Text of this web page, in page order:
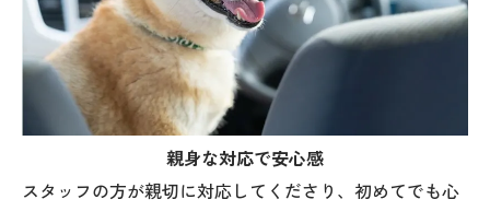
親身な対応で安心感
スタッフの方が親切に対応してくださり、初めてでも心